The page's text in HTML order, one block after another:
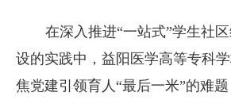
在深入推进“一站式”学生社
设的实践中，益阳医学高等专科
焦党建引领育人“最后一米”的难